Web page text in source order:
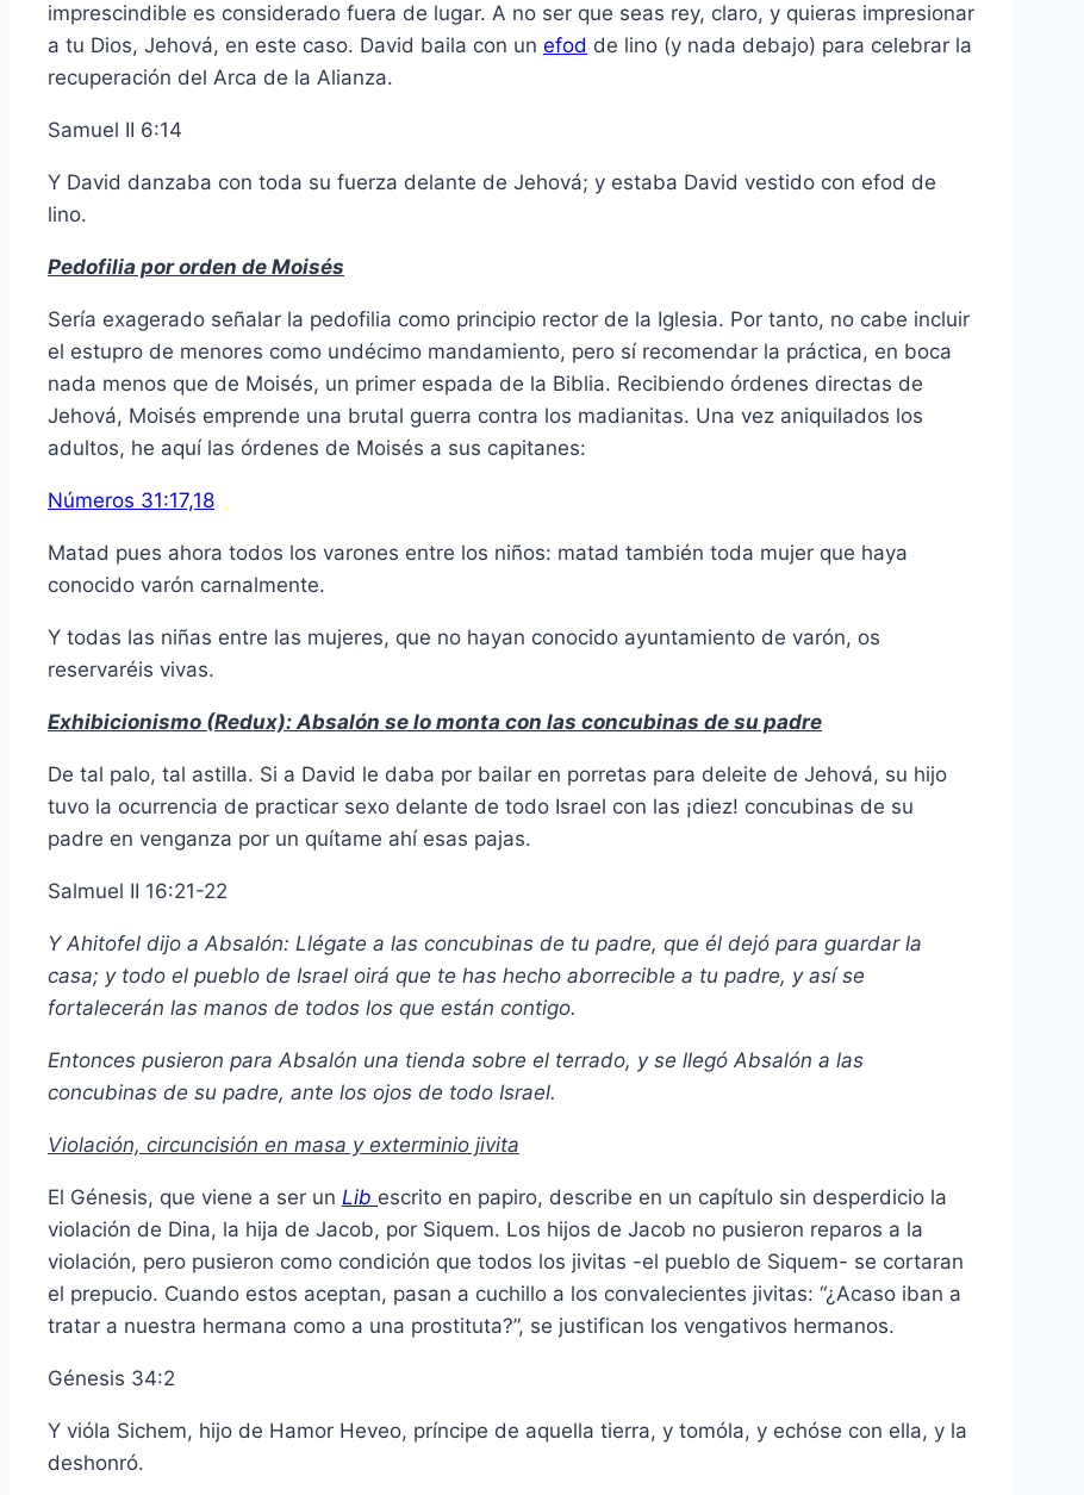
imprescindible es considerado fuera de lugar. A no ser que seas rey, claro, y quieras impresionar
a tu Dios, Jehová, en este caso. David baila con un efod de lino (y nada debajo) para celebrar la
recuperación del Arca de la Alianza.
Samuel II 6:14
Y David danzaba con toda su fuerza delante de Jehová; y estaba David vestido con efod de
lino.
Pedofilia por orden de Moisés
Sería exagerado señalar la pedofilia como principio rector de la Iglesia. Por tanto, no cabe incluir
el estupro de menores como undécimo mandamiento, pero sí recomendar la práctica, en boca
nada menos que de Moisés, un primer espada de la Biblia. Recibiendo órdenes directas de
Jehová, Moisés emprende una brutal guerra contra los madianitas. Una vez aniquilados los
adultos, he aquí las órdenes de Moisés a sus capitanes:
Números 31:17,18
Matad pues ahora todos los varones entre los niños: matad también toda mujer que haya
conocido varón carnalmente.
Y todas las niñas entre las mujeres, que no hayan conocido ayuntamiento de varón, os
reservaréis vivas.
Exhibicionismo (Redux): Absalón se lo monta con las concubinas de su padre
De tal palo, tal astilla. Si a David le daba por bailar en porretas para deleite de Jehová, su hijo
tuvo la ocurrencia de practicar sexo delante de todo Israel con las ¡diez! concubinas de su
padre en venganza por un quítame ahí esas pajas.
Salmuel II 16:21-22
Y Ahitofel dijo a Absalón: Llégate a las concubinas de tu padre, que él dejó para guardar la
casa; y todo el pueblo de Israel oirá que te has hecho aborrecible a tu padre, y así se
fortalecerán las manos de todos los que están contigo.
Entonces pusieron para Absalón una tienda sobre el terrado, y se llegó Absalón a las
concubinas de su padre, ante los ojos de todo Israel.
Violación, circuncisión en masa y exterminio jivita
El Génesis, que viene a ser un Lib escrito en papiro, describe en un capítulo sin desperdicio la
violación de Dina, la hija de Jacob, por Siquem. Los hijos de Jacob no pusieron reparos a la
violación, pero pusieron como condición que todos los jivitas -el pueblo de Siquem- se cortaran
el prepucio. Cuando estos aceptan, pasan a cuchillo a los convalecientes jivitas: “¿Acaso iban a
tratar a nuestra hermana como a una prostituta?”, se justifican los vengativos hermanos.
Génesis 34:2
Y vióla Sichem, hijo de Hamor Heveo, príncipe de aquella tierra, y tomóla, y echóse con ella, y la
deshonró.